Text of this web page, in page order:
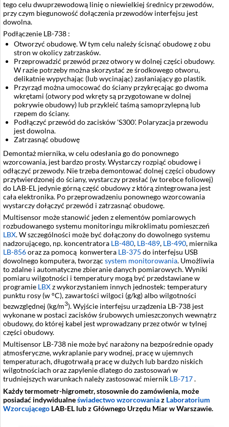
tego celu dwuprzewodową linię o niewielkiej średnicy przewodów,
przy czym biegunowość dołączenia przewodów interfejsu jest
dowolna.
Podłączenie LB-738 :
Otworzyć obudowę. W tym celu należy ścisnąć obudowę z obu
stron w okolicy zatrzasków.
Przeprowadzić przewód przez otwory w dolnej części obudowy.
W razie potrzeby można skorzystać ze środkowego otworu,
delikatnie wypychając (lub wycinając) zasłaniający go plastik.
Przyrząd można umocować do ściany przykręcając go dwoma
wkrętami (otwory pod wkręty są przygotowane w dolnej
pokrywie obudowy) lub przykleić taśmą samoprzylepną lub
rzepem do ściany.
Podłączyć przewód do zacisków 'S300'. Polaryzacja przewodu
jest dowolna.
Zatrzasnąć obudowę
Demontaż miernika, w celu odesłania go do ponownego
wzorcowania, jest bardzo prosty. Wystarczy rozpiąć obudowę i
odłączyć przewody. Nie trzeba demontować dolnej części obudowy
przytwierdzonej do ściany, wystarczy przesłać (w torebce foliowej)
do LAB-EL jedynie górną część obudowy z którą zintegrowana jest
cała elektronika. Po przeprowadzeniu ponownego wzorcowania
wystarczy dołączyć przewód i zatrzasnąć obudowę.
Multisensor może stanowić jeden z elementów pomiarowych
rozbudowanego systemu monitoringu mikroklimatu pomieszczeń
LBX. W szczególności może być dołączony do dowolnego systemu
nadzorującego, np. koncentratora LB-480, LB-489, LB-490, miernika
LB-856oraz za pomocą konwertera LB-375 do interfejsu USB
dowolnego komputera, tworząc system monitorowania. Umożliwia
to zdalne i automatyczne zbieranie danych pomiarowych. Wyniki
pomiaru wilgotności i temperatury mogą być przedstawiane w
programie LBXz wykorzystaniem innych jednostek: temperatury
punktu rosy (w °C), zawartości wilgoci (g/kg) albo wilgotności
bezwzględnej (kg/m3). Wyjście interfejsu urządzenia LB-738 jest
wykonane w postaci zacisków śrubowych umieszczonych wewnątrz
obudowy, do której kabel jest wprowadzany przez otwór w tylnej
części obudowy.
Multisensor LB-738 nie może być narażony na bezpośrednie opady
atmosferyczne, wykraplanie pary wodnej, pracę w ujemnych
temperaturach, długotrwałą pracę w dużych lub bardzo niskich
wilgotnościach oraz zapylenie dlatego do zastosowań w
trudniejszych warunkach należy zastosować miernik LB-717.
Każdy termometr-higrometr, stosownie do zamówienia, może
posiadać indywidualneświadectwo wzorcowaniaz Laboratorium
Wzorcującego LAB-EL lub zGłównego Urzędu Miar w Warszawie.